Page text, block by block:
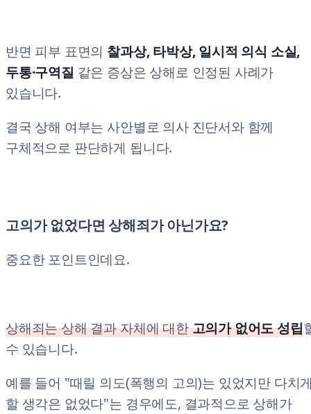
반면 피부 표면의 찰과상, 타박상, 일시적 의식 소실,
두통·구역질 같은 증상은 상해로 인정된 사례가
있습니다.
결국 상해 여부는 사안별로 의사 진단서와 함께
구체적으로 판단하게 됩니다.
고의가 없었다면 상해죄가 아닌가요?
중요한 포인트인데요.
상해죄는 상해 결과 자체에 대한고의가 없어도 성립
수 있습니다.
예를 들어 "때릴 의도(폭행의 고의)는 있었지만 다치
할 생각은 없었다"는 경우에도, 결과적으로 상해가